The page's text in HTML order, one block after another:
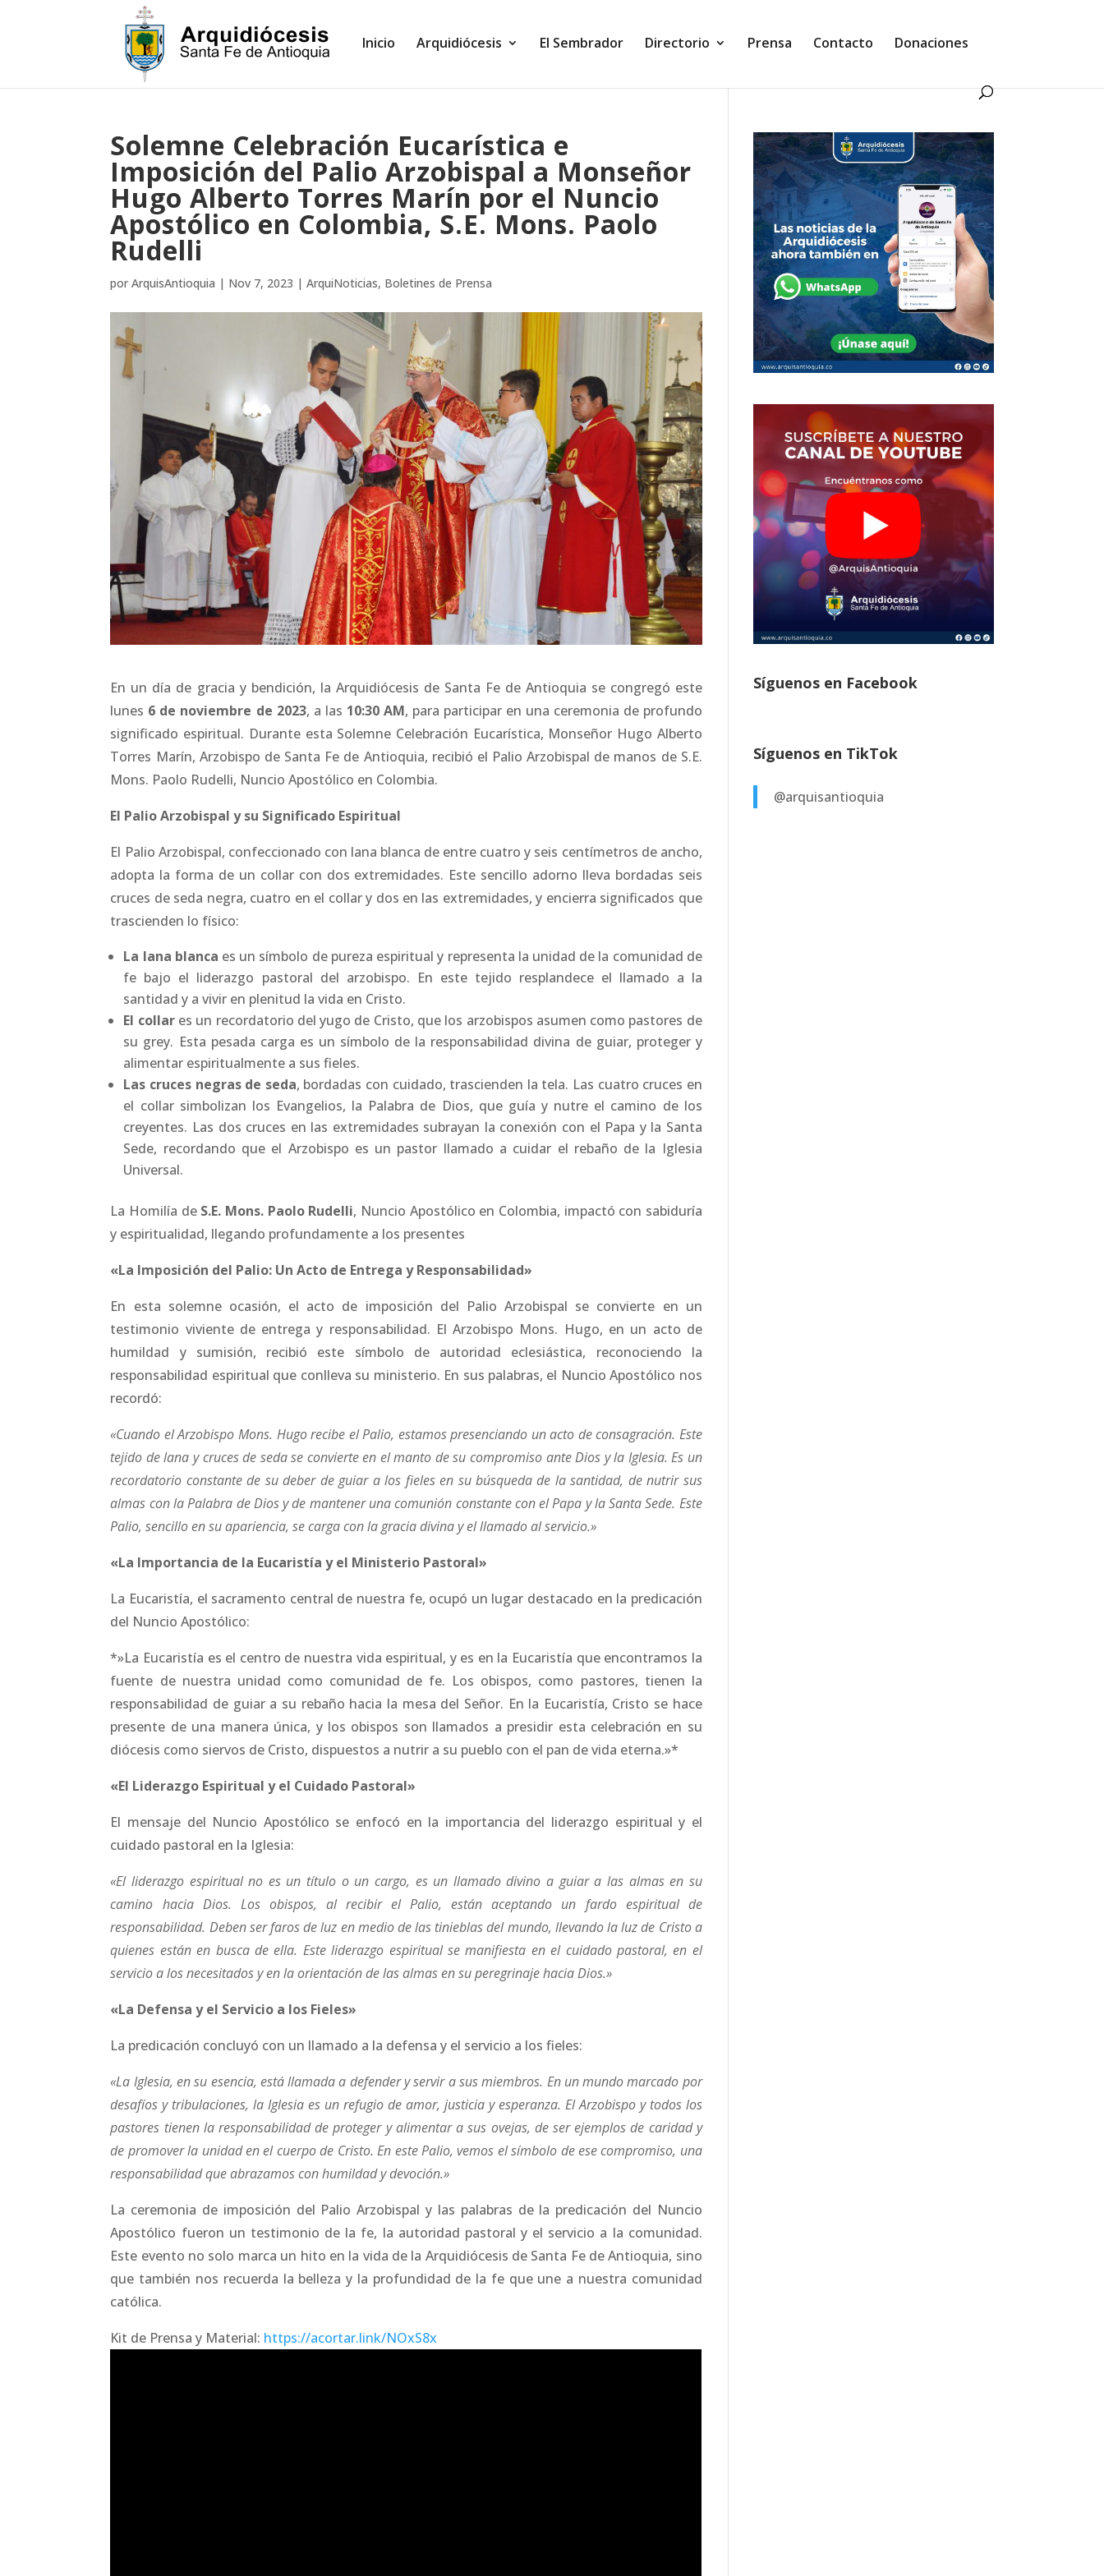
Inicio Arquidiócesis El Sembrador Directorio Prensa Contacto Donaciones
Solemne Celebración Eucarística e
Imposición del Palio Arzobispal a Monseñor
Hugo Alberto Torres Marín por el Nuncio
Apostólico en Colombia, S.E. Mons. Paolo
Rudelli
porArquisAntioquia | Nov 7, 2023 |ArquiNoticias, Boletines de Prensa
En un día de gracia y bendición, la Arquidiócesis de Santa Fe de Antioquia se congregó este
lunes 6 de noviembre de 2023, a las 10:30 AM, para participar en una ceremonia de profundo
significado espiritual. Durante esta Solemne Celebración Eucarística, Monseñor Hugo Alberto
Torres Marín, Arzobispo de Santa Fe de Antioquia, recibió el Palio Arzobispal de manos de S.E.
Mons. Paolo Rudelli, Nuncio Apostólico en Colombia.
El Palio Arzobispal y su Significado Espiritual
El Palio Arzobispal, confeccionado con lana blanca de entre cuatro y seis centímetros de ancho,
adopta la forma de un collar con dos extremidades. Este sencillo adorno lleva bordadas seis
cruces de seda negra, cuatro en el collar y dos en las extremidades, y encierra significados que
trascienden lo físico:
La lana blanca es un símbolo de pureza espiritual y representa la unidad de la comunidad de
fe bajo el liderazgo pastoral del arzobispo. En este tejido resplandece el llamado a la
santidad y a vivir en plenitud la vida en Cristo.
El collares un recordatorio del yugo de Cristo, que los arzobispos asumen como pastores de
su grey. Esta pesada carga es un símbolo de la responsabilidad divina de guiar, proteger y
alimentar espiritualmente a sus fieles.
Las cruces negras de seda, bordadas con cuidado, trascienden la tela. Las cuatro cruces en
el collar simbolizan los Evangelios, la Palabra de Dios, que guía y nutre el camino de los
creyentes. Las dos cruces en las extremidades subrayan la conexión con el Papa y la Santa
Sede, recordando que el Arzobispo es un pastor llamado a cuidar el rebaño de la Iglesia
Universal.
La Homilía de S.E. Mons. Paolo Rudelli, Nuncio Apostólico en Colombia, impactó con sabiduría
y espiritualidad, llegando profundamente a los presentes
«La Imposición del Palio: Un Acto de Entrega y Responsabilidad»
En esta solemne ocasión, el acto de imposición del Palio Arzobispal se convierte en un
testimonio viviente de entrega y responsabilidad. El Arzobispo Mons. Hugo, en un acto de
humildad y sumisión, recibió este símbolo de autoridad eclesiástica, reconociendo la
responsabilidad espiritual que conlleva su ministerio. En sus palabras, el Nuncio Apostólico nos
recordó:
«Cuando el Arzobispo Mons. Hugo recibe el Palio, estamos presenciando un acto de consagración. Este
tejido de lana y cruces de seda se convierte en el manto de su compromiso ante Dios y la Iglesia. Es un
recordatorio constante de su deber de guiar a los fieles en su búsqueda de la santidad, de nutrir sus
almas con la Palabra de Dios y de mantener una comunión constante con el Papa y la Santa Sede. Este
Palio, sencillo en su apariencia, se carga con la gracia divina y el llamado al servicio.»
«La Importancia de la Eucaristía y el Ministerio Pastoral»
La Eucaristía, el sacramento central de nuestra fe, ocupó un lugar destacado en la predicación
del Nuncio Apostólico:
*»La Eucaristía es el centro de nuestra vida espiritual, y es en la Eucaristía que encontramos la
fuente de nuestra unidad como comunidad de fe. Los obispos, como pastores, tienen la
responsabilidad de guiar a su rebaño hacia la mesa del Señor. En la Eucaristía, Cristo se hace
presente de una manera única, y los obispos son llamados a presidir esta celebración en su
diócesis como siervos de Cristo, dispuestos a nutrir a su pueblo con el pan de vida eterna.»*
«El Liderazgo Espiritual y el Cuidado Pastoral»
El mensaje del Nuncio Apostólico se enfocó en la importancia del liderazgo espiritual y el
cuidado pastoral en la Iglesia:
«El liderazgo espiritual no es un título o un cargo, es un llamado divino a guiar a las almas en su
camino hacia Dios. Los obispos, al recibir el Palio, están aceptando un fardo espiritual de
responsabilidad. Deben ser faros de luz en medio de las tinieblas del mundo, llevando la luz de Cristo a
quienes están en busca de ella. Este liderazgo espiritual se manifiesta en el cuidado pastoral, en el
servicio a los necesitados y en la orientación de las almas en su peregrinaje hacia Dios.»
«La Defensa y el Servicio a los Fieles»
La predicación concluyó con un llamado a la defensa y el servicio a los fieles:
«La Iglesia, en su esencia, está llamada a defender y servir a sus miembros. En un mundo marcado por
desafíos y tribulaciones, la Iglesia es un refugio de amor, justicia y esperanza. El Arzobispo y todos los
pastores tienen la responsabilidad de proteger y alimentar a sus ovejas, de ser ejemplos de caridad y
de promover la unidad en el cuerpo de Cristo. En este Palio, vemos el símbolo de ese compromiso, una
responsabilidad que abrazamos con humildad y devoción.»
La ceremonia de imposición del Palio Arzobispal y las palabras de la predicación del Nuncio
Apostólico fueron un testimonio de la fe, la autoridad pastoral y el servicio a la comunidad.
Este evento no solo marca un hito en la vida de la Arquidiócesis de Santa Fe de Antioquia, sino
que también nos recuerda la belleza y la profundidad de la fe que une a nuestra comunidad
católica.
Kit de Prensa y Material: https://acortar.link/NOxS8x
Síguenos en Facebook
Síguenos en TikTok
@arquisantioquia